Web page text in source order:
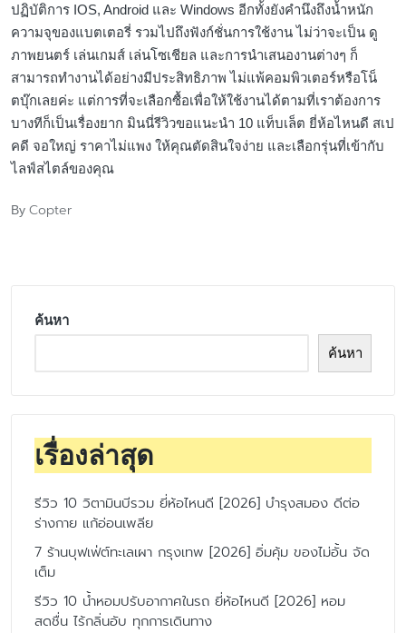
ปฏิบัติการ IOS, Android และ Windows อีกทั้งยังคำนึงถึงน้ำหนัก
ความจุของแบตเตอรี่ รวมไปถึงฟังก์ชั่นการใช้งาน ไม่ว่าจะเป็น ดู
ภาพยนตร์ เล่นเกมส์ เล่นโซเชียล และการนำเสนองานต่างๆ ก็
สามารถทำงานได้อย่างมีประสิทธิภาพ ไม่แพ้คอมพิวเตอร์หรือโน็
ตบุ๊กเลยค่ะ แต่การที่จะเลือกซื้อเพื่อให้ใช้งานได้ตามที่เราต้องการ
บางทีก็เป็นเรื่องยาก มินนี่รีวิวขอแนะนำ 10 แท็บเล็ต ยี่ห้อไหนดี สเป
คดี จอใหญ่ ราคาไม่แพง ให้คุณตัดสินใจง่าย และเลือกรุ่นที่เข้ากับ
ไลฟ์สไตล์ของคุณ
Posted
By Copter
ค้นหา
ค้นหา
เรื่องล่าสุด
รีวิว 10 วิตามินบีรวม ยี่ห้อไหนดี [2026] บำรุงสมอง ดีต่อ
ร่างกาย แก้อ่อนเพลีย
7 ร้านบุฟเฟ่ต์ทะเลเผา กรุงเทพ [2026] อิ่มคุ้ม ของไม่อั้น จัด
เต็ม
รีวิว 10 น้ำหอมปรับอากาศในรถ ยี่ห้อไหนดี [2026] หอม
สดชื่น ไร้กลิ่นอับ ทุกการเดินทาง